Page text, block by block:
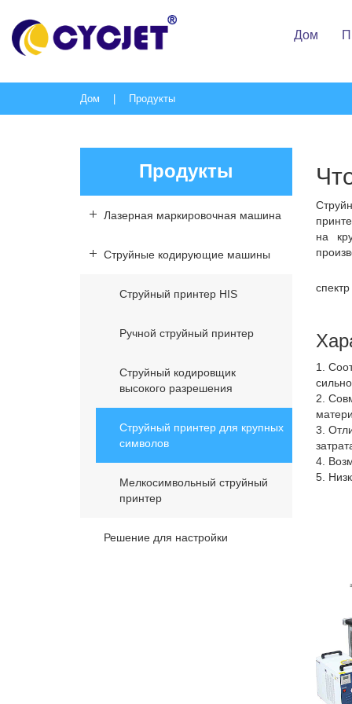
Дом
Дом Продукты
Продукты
Лазерная маркировочная машина
Струйные кодирующие машины
Струйный принтер HIS
Ручной струйный принтер
Струйный кодировщик
высокого разрешения
Струйный принтер для крупных
символов
Мелкосимвольный струйный
принтер
Решение для настройки
на
1.
2.
3.
4.
5.